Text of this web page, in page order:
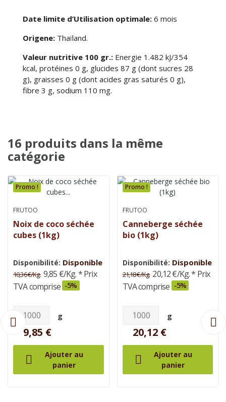
Date limite d’Utilisation optimale: 6 mois
Origene: Thaïland.
Valeur nutritive 100 gr.: Energie 1.482 kJ/354
kcal, protéines 0 g, glucides 87 g (dont sucres 28
g), graisses 0 g (dont acides gras saturés 0 g),
fibre 3 g, sodium 110 mg.
16 produits dans la même
catégorie
Promo !
FRUTOO
Noix de coco séchée
cubes (1kg)
Disponibilité: Disponible
10,36 €/Kg. 9,85 €/Kg.* Prix
TVA comprise -5%
g
9,85 €

Ajouter au
panier
Promo !
FRUTOO
Canneberge séchée
bio (1kg)
Disponibilité: Disponible
21,18 €/Kg. 20,12 €/Kg.* Prix
TVA comprise -5%
g
20,12 €

Ajouter au
panier